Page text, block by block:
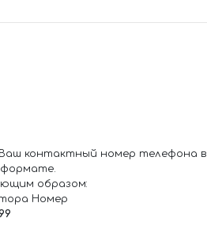
контактный номер телефона в
образом:
Номер